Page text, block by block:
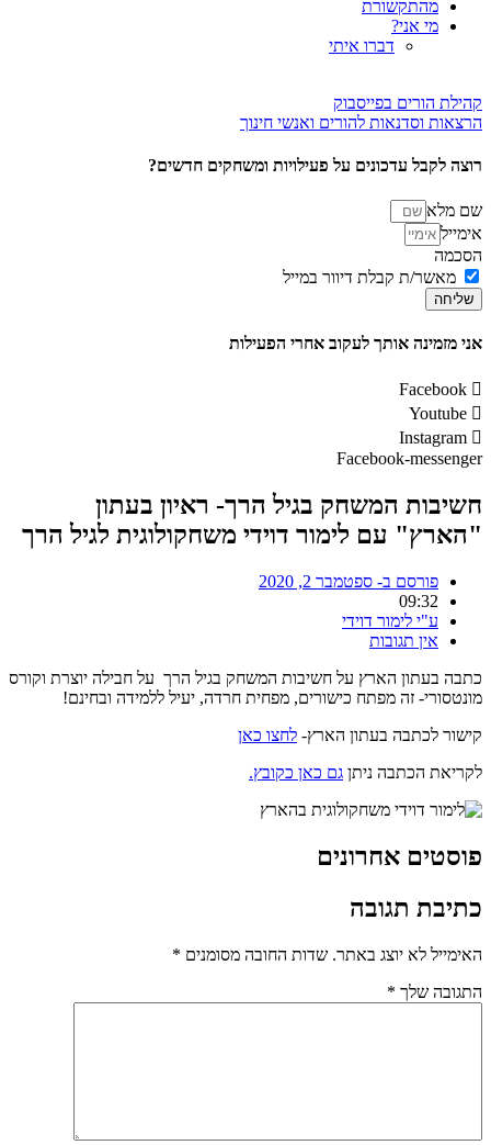
מהתקשורת
מי אני?
דברו איתי
קהילת הורים בפייסבוק
הרצאות וסדנאות להורים ואנשי חינוך
רוצה לקבל עדכונים על פעילויות ומשחקים חדשים?
שם מלא
אימייל
הסכמה
מאשר/ת קבלת דיוור במייל
שליחה
אני מזמינה אותך לעקוב אחרי הפעילות
Facebook
Youtube
Instagram
Facebook-messenger
חשיבות המשחק בגיל הרך- ראיון בעתון
"הארץ" עם לימור דוידי משחקולוגית לגיל הרך
פורסם ב- ספטמבר 2, 2020
09:32
ע"י לימור דוידי
אין תגובות
כתבה בעתון הארץ על חשיבות המשחק בגיל הרך על חבילה יוצרת וקורס
מונטסורי- זה מפתח כישורים, מפחית חרדה, יעיל ללמידה ובחינם!
קישור לכתבה בעתון הארץ- לחצו כאן
לקריאת הכתבה ניתן גם כאן כקובץ.
פוסטים אחרונים
כתיבת תגובה
האימייל לא יוצג באתר. שדות החובה מסומנים *
התגובה שלך *